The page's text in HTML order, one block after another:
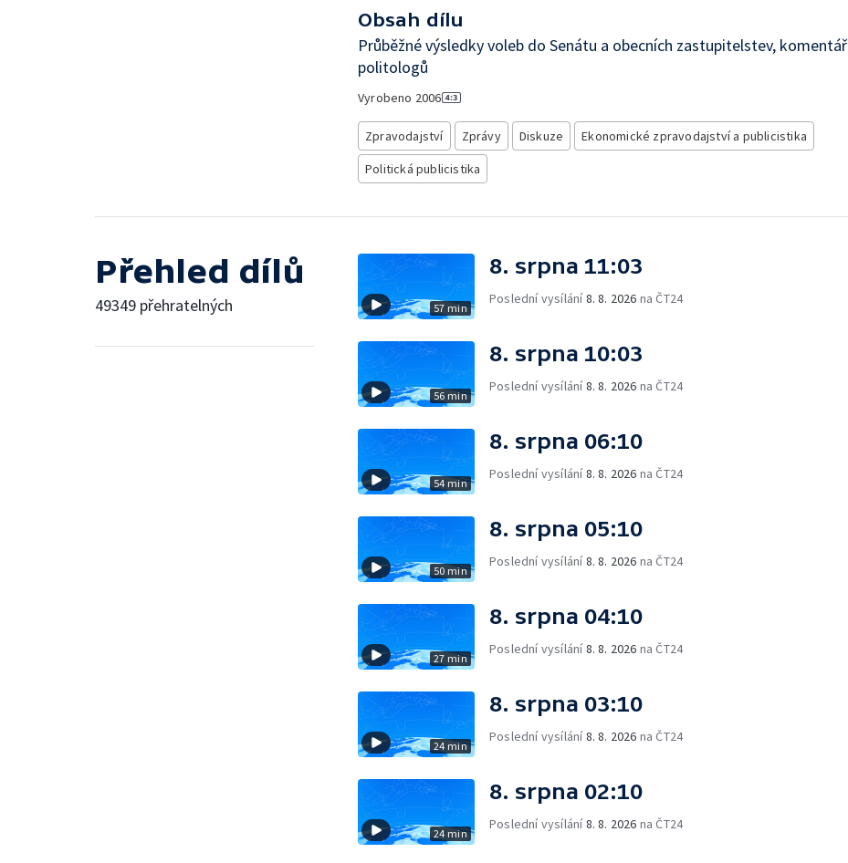
Obsah dílu
Průběžné výsledky voleb do Senátu a obecních zastupitelstev, komentář
politologů
Vyrobeno 2006
Zpravodajství Zprávy Diskuze
Ekonomické zpravodajství a publicistika
Politická publicistika
Přehled dílů
49349 přehratelných 57 min
8. srpna 11:03
Poslední vysílání8. 8. 2026 na ČT24
56 min
8. srpna 10:03
Poslední vysílání8. 8. 2026 na ČT24
54 min
8. srpna 06:10
Poslední vysílání8. 8. 2026 na ČT24
50 min
8. srpna 05:10
Poslední vysílání8. 8. 2026 na ČT24
27 min
8. srpna 04:10
Poslední vysílání8. 8. 2026 na ČT24
24 min
8. srpna 03:10
Poslední vysílání8. 8. 2026 na ČT24
24 min
8. srpna 02:10
Poslední vysílání8. 8. 2026 na ČT24